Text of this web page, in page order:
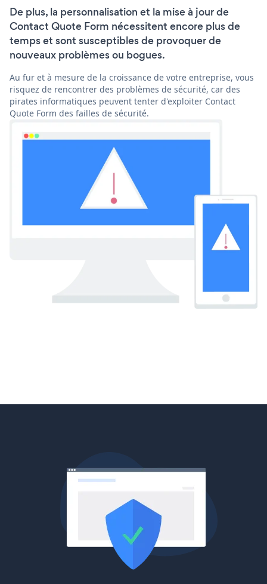
De plus, la personnalisation et la mise à jour de
Contact Quote Form nécessitent encore plus de
temps et sont susceptibles de provoquer de
nouveaux problèmes ou bogues.
Au fur et à mesure de la croissance de votre entreprise, vous
risquez de rencontrer des problèmes de sécurité, car des
pirates informatiques peuvent tenter d'exploiter Contact
Quote Form des failles de sécurité.